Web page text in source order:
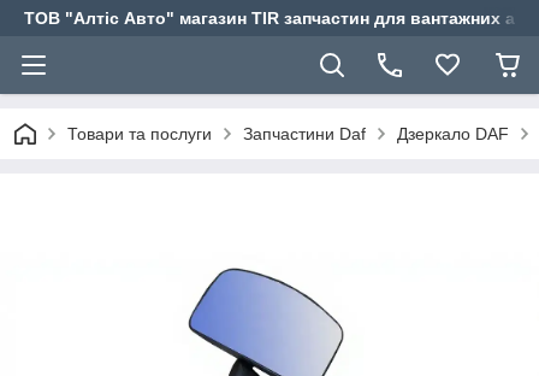
ТОВ "Алтіс Авто" магазин TIR запчастин для вантажних
Товари та послуги Запчастини Daf Дзеркало DAF